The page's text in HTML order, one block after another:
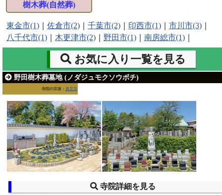
樹木葬(自然葬)
東金市(1) 佐倉市(2) 千葉市(2) 印西市(1) 市川市(3)
八千代市(1)
木更津市(2) 野田市(1) 南房総市(1)
お気に入り一覧を見る
野田樹木葬墓地 (ノダジュモクソウボチ)
寺院の宗派： 真言宗
寺院詳細を見る